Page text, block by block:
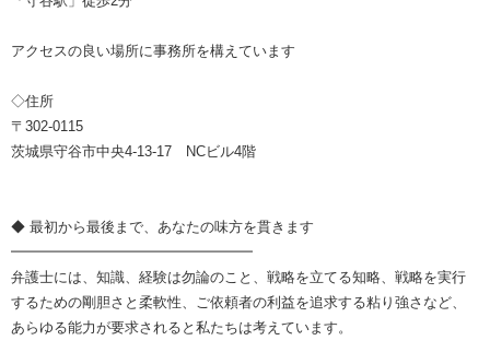
アクセスの良い場所に事務所を構えています
◇住所
〒302-0115
茨城県守谷市中央4-13-17 NCビル4階
◆ 最初から最後まで、あなたの味方を貫きます
━━━━━━━━━━━━━━━━━
弁護士には、知識、経験は勿論のこと、戦略を立てる知略、戦略を実行
するための剛胆さと柔軟性、ご依頼者の利益を追求する粘り強さなど、
あらゆる能力が要求されると私たちは考えています。